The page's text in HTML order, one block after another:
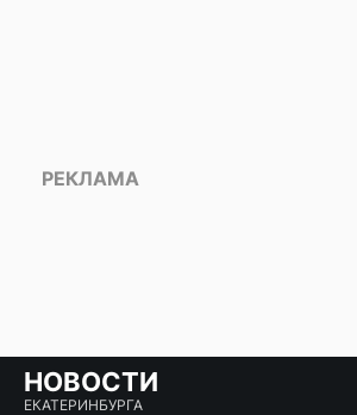
НОВОСТИ
ЕКАТЕРИНБУРГА